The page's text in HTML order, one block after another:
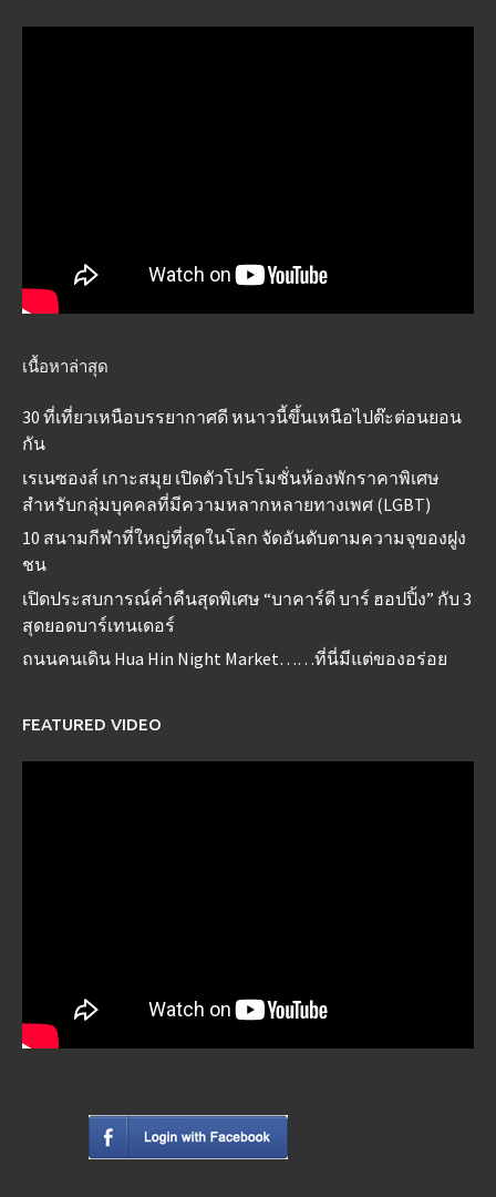
เนื้อหาล่าสุด
30 ที่เที่ยวเหนือบรรยากาศดี หนาวนี้ขึ้นเหนือไปต๊ะต่อนยอน
กัน
เรเนซองส์ เกาะสมุย เปิดตัวโปรโมชั่นห้องพักราคาพิเศษ
สำหรับกลุ่มบุคคลที่มีความหลากหลายทางเพศ (LGBT)
10 สนามกีฬาที่ใหญ่ที่สุดในโลก จัดอันดับตามความจุของฝูง
ชน
เปิดประสบการณ์ค่ำคืนสุดพิเศษ “บาคาร์ดี บาร์ ฮอปปิ้ง” กับ 3
สุดยอดบาร์เทนเดอร์
ถนนคนเดิน Hua Hin Night Market……ที่นี่มีแต่ของอร่อย
FEATURED VIDEO